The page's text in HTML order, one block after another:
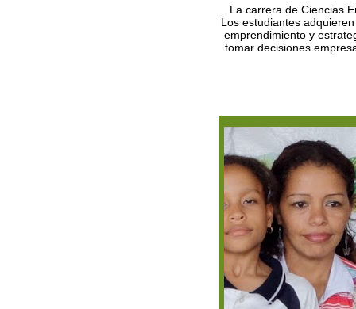
La carrera de Ciencias
Los estudiantes
emprendimiento y
tomar decisiones